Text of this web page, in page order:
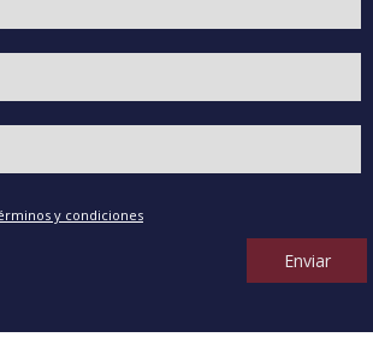
y condiciones
Enviar